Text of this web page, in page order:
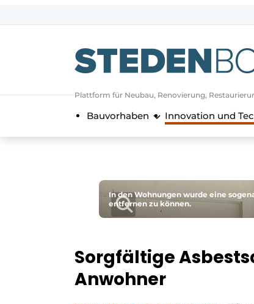
Allgemeine Bedingungen und
Autorisierungabmelden
Unternehmen
Veranstaltung anmelden
Startseite
Newsletter
Podcasts
Plattform für Neubau, Renovierung,
Bauvorhaben Innovation und
In den Wohnungen wurde eine
entfernen zu können.
Sorgfältige
Anwohner